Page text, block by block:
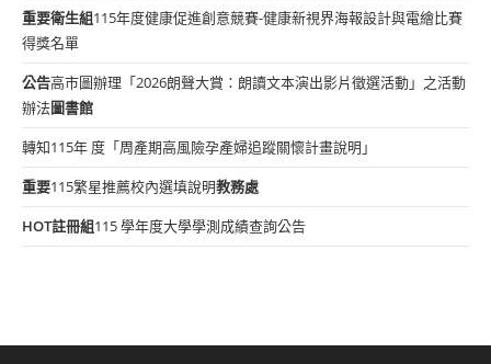
重要衛生組115年度健康促進創意競賽-健康新視界海報設計與電繪比賽
得獎名單
公告高市圖辦理「2026朗聲大賞：朗讀文本演出影片徵選活動」之活動
辦法圖書館
轉知115年 度「周產期高風險孕產婦追蹤關懷計畫說明」
重要115繁星推薦校內選填說明教務處
HOT註冊組115 學年度大學學測成績查詢公告